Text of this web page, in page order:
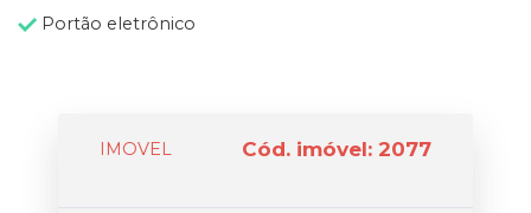
Portão eletrônico
IMOVEL Cód. imóvel: 2077